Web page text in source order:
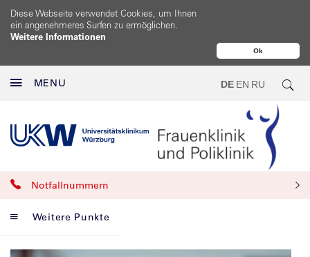
Ok
Diese Webseite verwendet Cookies, um Ihnen
ein angenehmeres Surfen zu ermöglichen.
Weitere Informationen
MENU DE EN RU
Notfallnummern
Weitere Punkte